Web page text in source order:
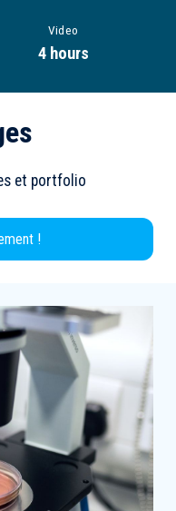
Video
4 hours
et portfolio
!